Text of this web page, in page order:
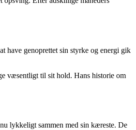
have genoprettet sin styrke og energi gik
væsentligt til sit hold. Hans historie om
lykkeligt sammen med sin kæreste. De